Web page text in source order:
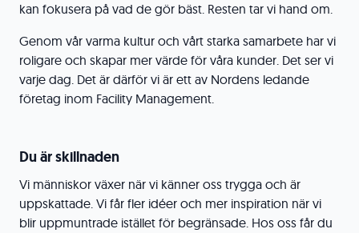
kan fokusera på vad de gör bäst. Resten tar vi hand om.
Genom vår varma kultur och vårt starka samarbete har vi
roligare och skapar mer värde för våra kunder. Det ser vi
varje dag. Det är därför vi är ett av Nordens ledande
företag inom Facility Management.
Du är skillnaden
Vi människor växer när vi känner oss trygga och är
uppskattade. Vi får fler idéer och mer inspiration när vi
blir uppmuntrade istället för begränsade. Hos oss får du